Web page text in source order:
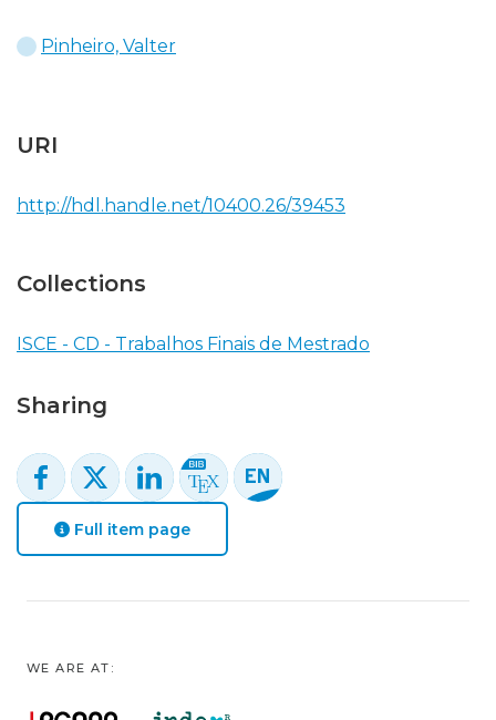
Pinheiro, Valter
URI
http://hdl.handle.net/10400.26/39453
Collections
ISCE - CD - Trabalhos Finais de Mestrado
Sharing
Full item page
WE ARE AT: